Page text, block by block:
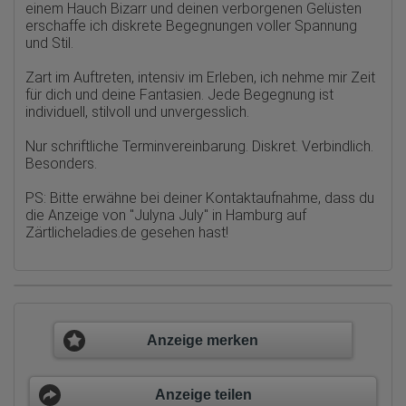
Portals oder hat er sie komplett verlassen?
Wie lange blieb der Besucher?
Ort der Verarbeitung:
Hotjar
Wir nutzen Hotjar als Webanalysedient. Es wird verwendet, um
auch im Rahmen von Umfragen und Feedbackfunktionen, die
auf unserer Website eingebunden sind, von Ihnen bereitgestellte
Herausgeber:
Hotjar Limited, Malta
Mausbewegungen
Besuchte Seiten
Bildschirmauflösung
Eindeutige Gerätekennung
einem Hauch Bizarr und deinen verborgenen Gelüsten
erschaffe ich diskrete Begegnungen voller Spannung
und Stil.
Zart im Auftreten, intensiv im Erleben, ich nehme mir Zeit
für dich und deine Fantasien. Jede Begegnung ist
individuell, stilvoll und unvergesslich.
Nur schriftliche Terminvereinbarung. Diskret. Verbindlich.
Besonders.
PS: Bitte erwähne bei deiner Kontaktaufnahme, dass du
die Anzeige von "Julyna July" in Hamburg auf
Zärtlicheladies.de gesehen hast!
Anzeige merken
Anzeige teilen